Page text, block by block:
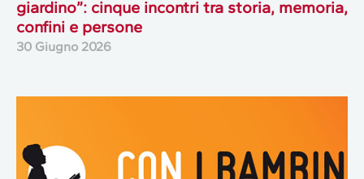
giardino”: cinque incontri tra storia, memoria,
confini e persone
30 Giugno 2026